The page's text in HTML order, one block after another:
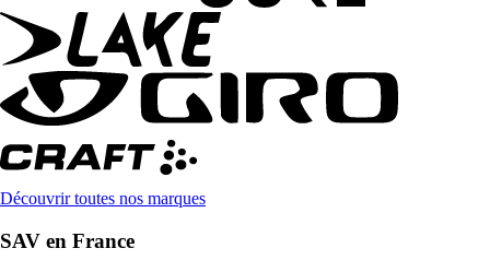
Découvrir toutes nos marques
SAV en France